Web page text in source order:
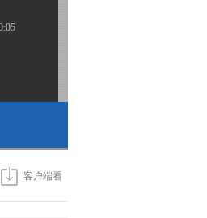
客户端看